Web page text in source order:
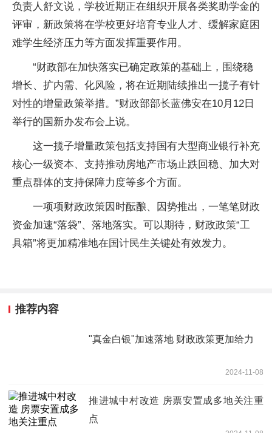
负责人舒文说，学校近期正在组织开展各类奖助学金的
评审，新政策将在学校更好培育专业人才、缓解家庭困
难学生经济压力等方面发挥重要作用。
“财政部在加快落实已确定政策的基础上，围绕稳
增长、扩内需、化风险，将在近期陆续推出一揽子有针
对性的增量政策举措。”财政部部长蓝佛安在10月12日
举行的国新办发布会上说。
这一揽子增量政策包括支持国有大型商业银行补充
核心一级资本、支持推动房地产市场止跌回稳、加大对
重点群体的支持保障力度等多个方面。
一项项财政政策因时酝酿、因势推出，一笔笔财政
资金加速“落袋”、落地落实。可以期待，财政政策“工
具箱”将更加精准地在国计民生关键处有效发力。
推荐内容
"真金白银"加速落地 财政政策更加给力
2024-11-08
推进城中村改造 房票安置成多地关注重
点